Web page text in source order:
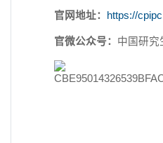
官网地址： https://
官微公众号： 中国研究